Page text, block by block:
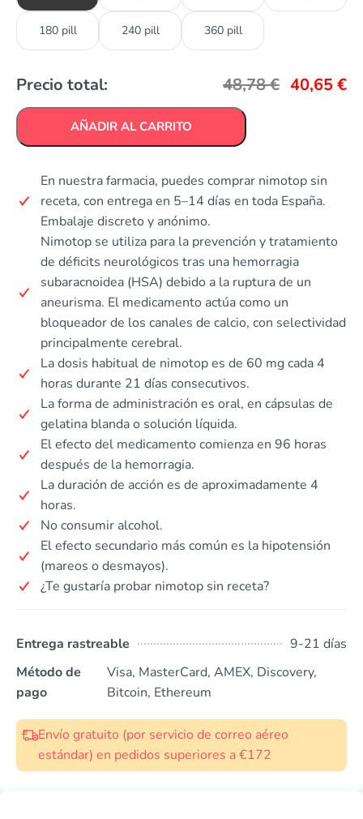
180 pill 240 pill 360 pill
Precio total: 48,78€ 40,65€
AÑADIR AL CARRITO
En nuestra farmacia, puedes comprar nimotop sin
receta, con entrega en 5–14 días en toda España.
Embalaje discreto y anónimo.
Nimotop se utiliza para la prevención y tratamiento
de déficits neurológicos tras una hemorragia
subaracnoidea (HSA) debido a la ruptura de un
aneurisma. El medicamento actúa como un
bloqueador de los canales de calcio, con selectividad
principalmente cerebral.
La dosis habitual de nimotop es de 60 mg cada 4
horas durante 21 días consecutivos.
La forma de administración es oral, en cápsulas de
gelatina blanda o solución líquida.
El efecto del medicamento comienza en 96 horas
después de la hemorragia.
La duración de acción es de aproximadamente 4
horas.
No consumir alcohol.
El efecto secundario más común es la hipotensión
(mareos o desmayos).
¿Te gustaría probar nimotop sin receta?
Entrega rastreable
9-21 días
Método de
pago
Visa, MasterCard, AMEX, Discovery,
Bitcoin, Ethereum
Envío gratuito (por servicio de correo aéreo
estándar) en pedidos superiores a €172